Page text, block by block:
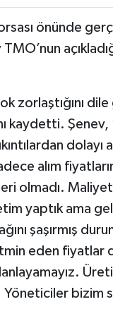
önünde
zorlaştığını
kaydetti.
alım
olmadı.
yaptık ama
şaşırmış
eden fiyatlar
bizim